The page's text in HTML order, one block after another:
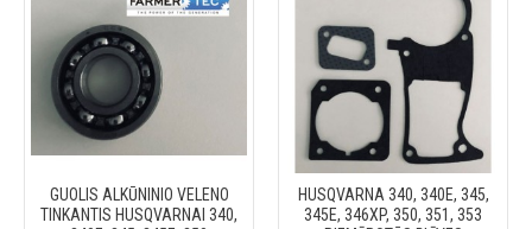
GUOLIS ALKŪNINIO VELENO
TINKANTIS HUSQVARNAI 340,
HUSQVARNA 340, 340E, 345,
345E, 346XP, 350, 351, 353